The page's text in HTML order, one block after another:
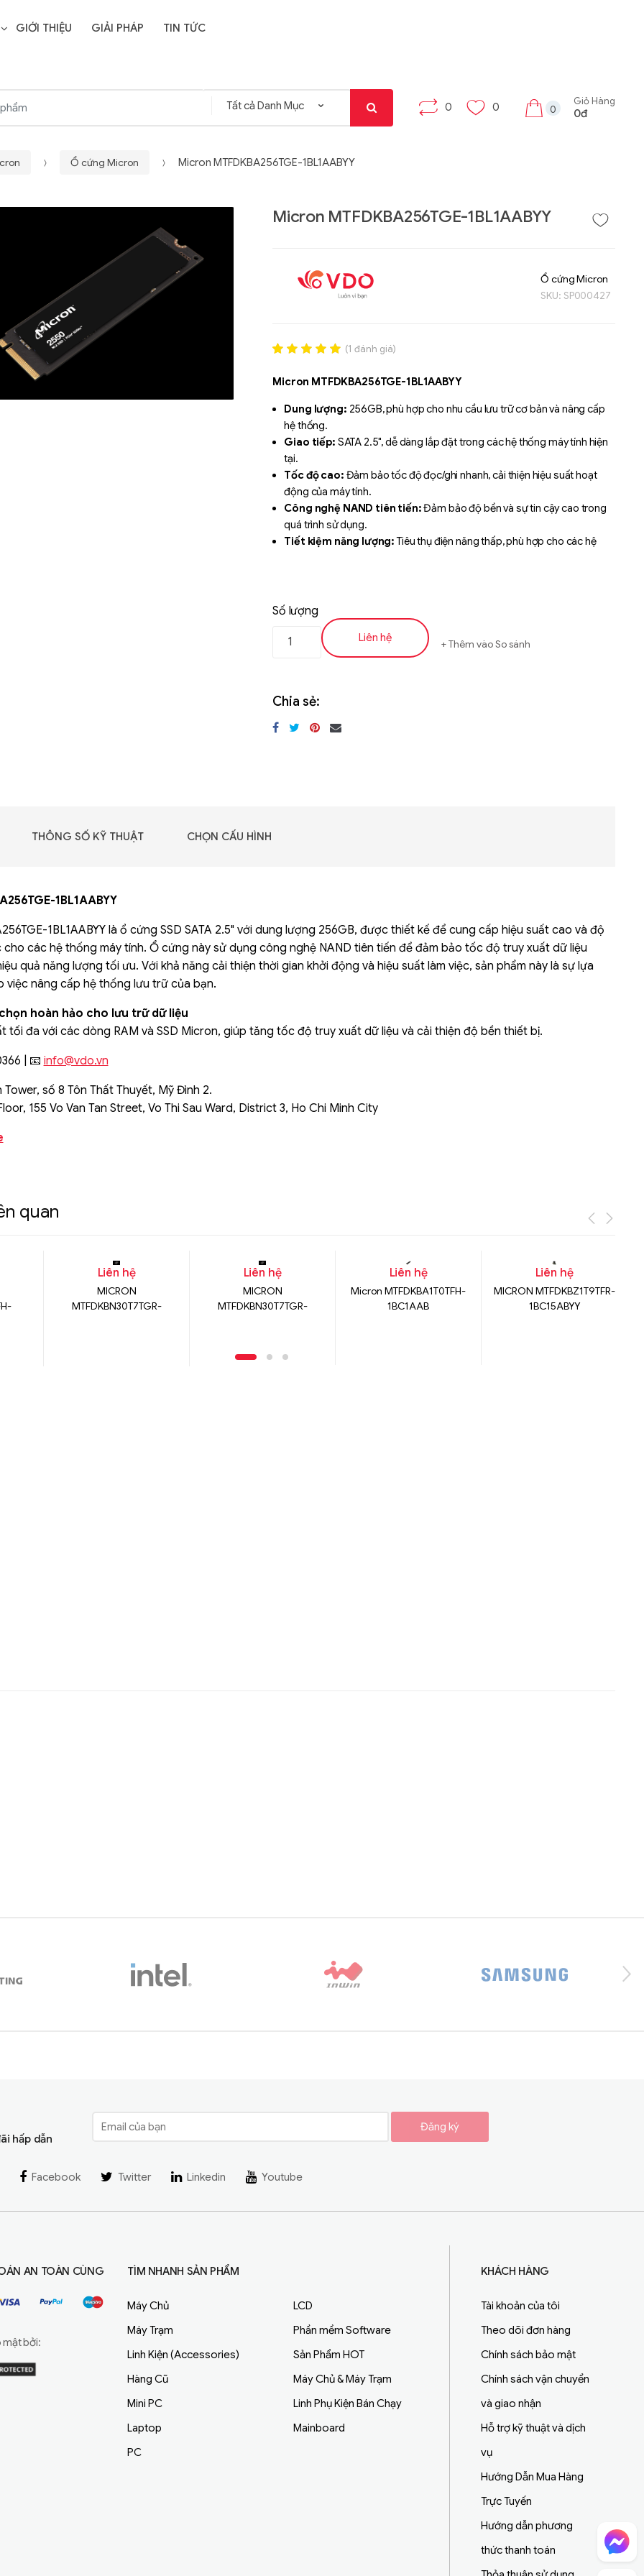
GIỚI THIỆU GIẢI PHÁP
TIN TỨC
0 0 0
Giỏ Hàng
0đ
Ổ cứng Micron Micron MTFDKBA256TGE-1BL1AABYY
Micron MTFDKBA256TGE-1BL1AABYY
Ổ cứng Micron
SKU: SP000427
out of 5
based on
(1 đánh giá)
Micron MTFDKBA256TGE-1BL1AABYY
Dung lượng: 256GB, phù hợp cho nhu cầu lưu trữ cơ bản và nâng cấp
hệ thống.
Giao tiếp: SATA 2.5", dễ dàng lắp đặt trong các hệ thống máy tính hiện
tại.
Tốc độ cao: Đảm bảo tốc độ đọc/ghi nhanh, cải thiện hiệu suất hoạt
động của máy tính.
Công nghệ NAND tiên tiến:Đảm bảo độ bền và sự tin cậy cao trong
quá trình sử dụng.
Tiết kiệm năng lượng:Tiêu thụ điện năng thấp, phù hợp cho các hệ
Số lượng
Liên hệ Thêm vào So sánh
Chia sẻ:
THÔNG SỐ KỸ THUẬT CHỌN CẤU HÌNH
1BL1AABYY
1BL1AABYY là ổ cứng SSD SATA 2.5" với dung lượng 256GB, được thiết kế để cung cấp hiệu suất cao và độ
các hệ thống máy tính. Ổ cứng này sử dụng công nghệ NAND tiên tiến để đảm bảo tốc độ truy xuất dữ liệu
quả năng lượng tối ưu. Với khả năng cải thiện thời gian khởi động và hiệu suất làm việc, sản phẩm này là sự lựa
việc nâng cấp hệ thống lưu trữ của bạn.
hoàn hảo cho lưu trữ dữ liệu
tối đa với các dòng RAM và SSD Micron, giúp tăng tốc độ truy xuất dữ liệu và cải thiện độ bền thiết bị.
| 📧 info@vdo.vn
Tower, số 8 Tôn Thất Thuyết, Mỹ Đình 2.
155 Vo Van Tan Street, Vo Thi Sau Ward, District 3, Ho Chi Minh City
quan
Liên hệ
MICRON
MTFDKBN30T7TGR-
Liên hệ
MICRON
MTFDKBN30T7TGR-
Liên hệ
Micron MTFDKBA1T0TFH-
1BC1AAB
Liên hệ
MICRON MTFDKBZ1T9TFR-
1BC15ABYY
- DRAM -
Liên hệ
GIGABYTE G593-ZD1
(rev. AAX1)
Máy tính bảng Gama
Tab X8
Liên hệ
Bộ khung máy chủ
R182-Z90
Bộ khung máy trạm
W332-Z00
6005-BW
hấp dẫn
Đăng ký
Facebook Twitter Linkedin Youtube
AN TOÀN CÙNG
bởi:
TÌM NHANH SẢN PHẨM
Máy Chủ
Máy Trạm
Linh Kiện (Accessories)
Hàng Cũ
Mini PC
Laptop
PC
LCD
Phần mềm Software
Sản Phẩm HOT
Máy Chủ & Máy Trạm
Linh Phụ Kiện Bán Chạy
Mainboard
KHÁCH HÀNG
Tài khoản của tôi
Theo dõi đơn hàng
Chính sách bảo mật
Chính sách vận chuyển
và giao nhận
Hỗ trợ kỹ thuật và dịch
vụ
Hướng Dẫn Mua Hàng
Trực Tuyến
Hướng dẫn phương
thức thanh toánChat Facebook